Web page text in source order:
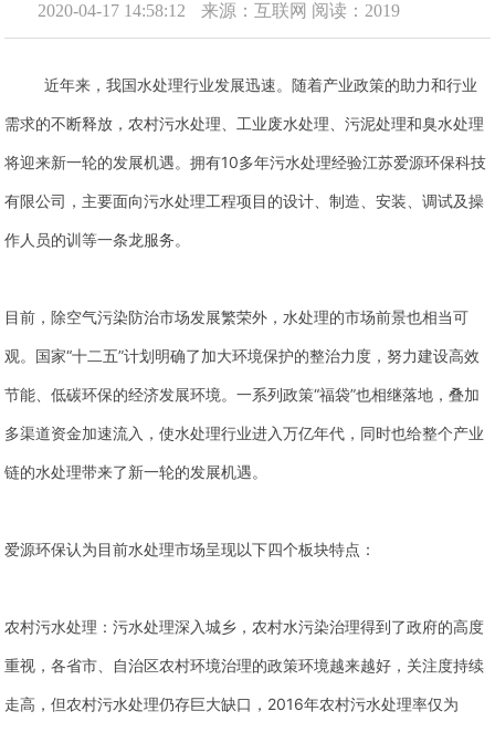
2020-04-17 14:58:12 来源：互联网 阅读：2019
近年来，我国水处理行业发展迅速。随着产业政策的助力和行业
需求的不断释放，农村污水处理、工业废水处理、污泥处理和臭水处理
将迎来新一轮的发展机遇。拥有10多年污水处理经验江苏爱源环保科技
有限公司，主要面向污水处理工程项目的设计、制造、安装、调试及操
作人员的训等一条龙服务。
目前，除空气污染防治市场发展繁荣外，水处理的市场前景也相当可
观。国家“十二五”计划明确了加大环境保护的整治力度，努力建设高效
节能、低碳环保的经济发展环境。一系列政策“福袋”也相继落地，叠加
多渠道资金加速流入，使水处理行业进入万亿年代，同时也给整个产业
链的水处理带来了新一轮的发展机遇。
爱源环保认为目前水处理市场呈现以下四个板块特点：
农村污水处理：污水处理深入城乡，农村水污染治理得到了政府的高度
重视，各省市、自治区农村环境治理的政策环境越来越好，关注度持续
走高，但农村污水处理仍存巨大缺口，2016年农村污水处理率仅为